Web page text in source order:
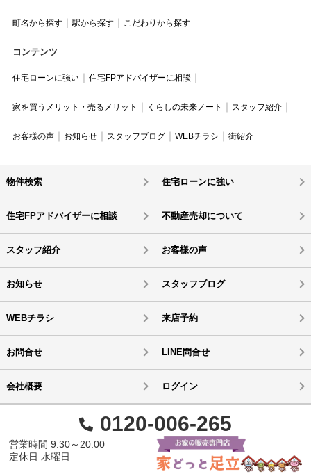
町名から探す 駅から探す こだわりから探す
コンテンツ
住宅ローンに強い 住宅FPアドバイザーに相談
家を買うメリット・売るメリット くらしの未来ノート スタッフ紹介
お客様の声 お知らせ スタッフブログ WEBチラシ 街紹介
物件検索 住宅ローンに強い
住宅FPアドバイザーに相談 不動産売却について
スタッフ紹介 お客様の声
お知らせ スタッフブログ
WEBチラシ 来店予約
お問合せ LINE問合せ
会社概要 ログイン
0120-006-265
営業時間 9:30～20:00
定休日 水曜日